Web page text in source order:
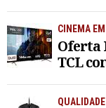
CINEMA
Oferta
TCL